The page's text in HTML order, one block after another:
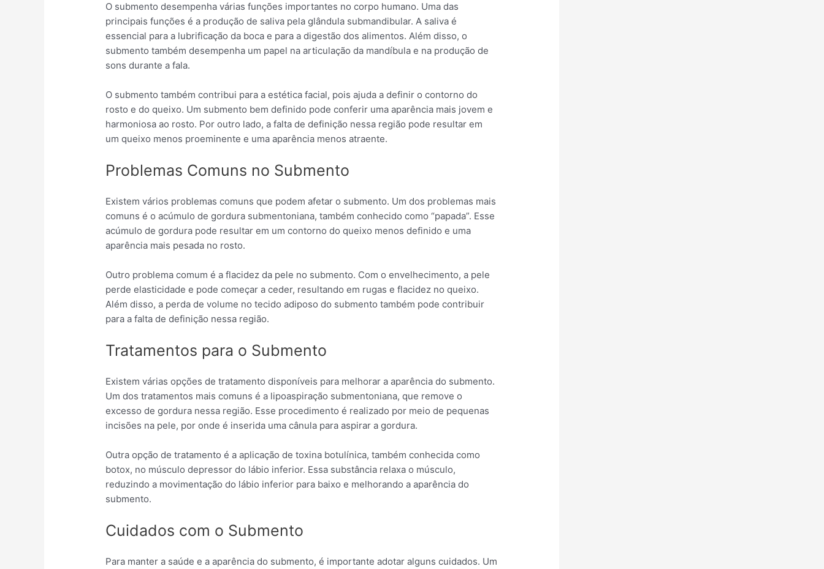
O submento desempenha várias funções importantes no corpo humano. Uma das
principais funções é a produção de saliva pela glândula submandibular. A saliva é
essencial para a lubrificação da boca e para a digestão dos alimentos. Além disso, o
submento também desempenha um papel na articulação da mandíbula e na produção de
sons durante a fala.
O submento também contribui para a estética facial, pois ajuda a definir o contorno do
rosto e do queixo. Um submento bem definido pode conferir uma aparência mais jovem e
harmoniosa ao rosto. Por outro lado, a falta de definição nessa região pode resultar em
um queixo menos proeminente e uma aparência menos atraente.
Problemas Comuns no Submento
Existem vários problemas comuns que podem afetar o submento. Um dos problemas mais
comuns é o acúmulo de gordura submentoniana, também conhecido como “papada”. Esse
acúmulo de gordura pode resultar em um contorno do queixo menos definido e uma
aparência mais pesada no rosto.
Outro problema comum é a flacidez da pele no submento. Com o envelhecimento, a pele
perde elasticidade e pode começar a ceder, resultando em rugas e flacidez no queixo.
Além disso, a perda de volume no tecido adiposo do submento também pode contribuir
para a falta de definição nessa região.
Tratamentos para o Submento
Existem várias opções de tratamento disponíveis para melhorar a aparência do submento.
Um dos tratamentos mais comuns é a lipoaspiração submentoniana, que remove o
excesso de gordura nessa região. Esse procedimento é realizado por meio de pequenas
incisões na pele, por onde é inserida uma cânula para aspirar a gordura.
Outra opção de tratamento é a aplicação de toxina botulínica, também conhecida como
botox, no músculo depressor do lábio inferior. Essa substância relaxa o músculo,
reduzindo a movimentação do lábio inferior para baixo e melhorando a aparência do
submento.
Cuidados com o Submento
Para manter a saúde e a aparência do submento, é importante adotar alguns cuidados. Um